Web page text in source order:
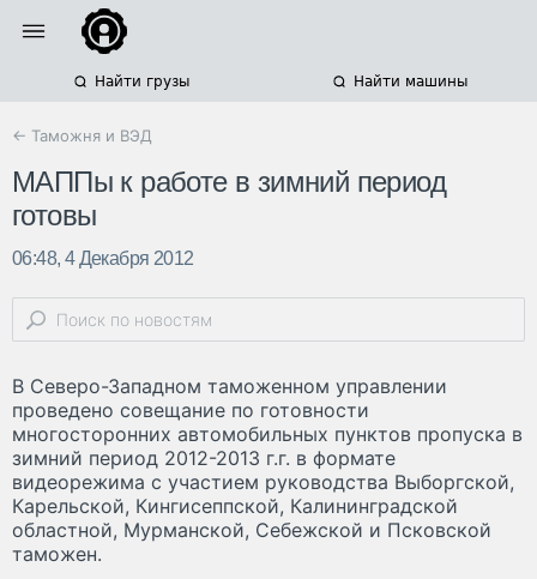
Найти грузы Найти машины
← Таможня и ВЭД
МАППы к работе в зимний период
готовы
06:48, 4 Декабря 2012
В Северо-Западном таможенном управлении
проведено совещание по готовности
многосторонних автомобильных пунктов пропуска в
зимний период 2012-2013 г.г. в формате
видеорежима с участием руководства Выборгской,
Карельской, Кингисеппской, Калининградской
областной, Мурманской, Себежской и Псковской
таможен.